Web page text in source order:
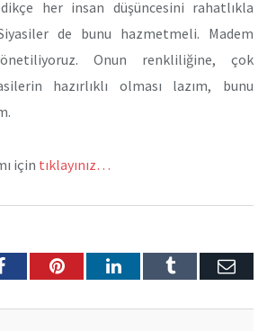
her insan düşüncesini rahatlıkla
de bunu hazmetmeli. Madem
Onun renkliliğine, çok
hazırlıklı olması lazım, bunu
için tıklayınız…
FacebookPinterestLinkedInTumblr E-